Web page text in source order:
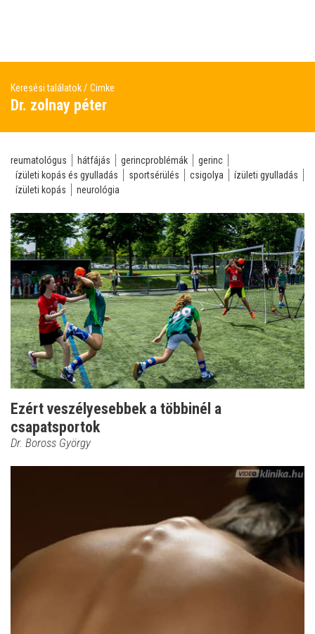
Keresési találatok Cimke
Dr. zolnay péter
reumatológus hátfájás gerincproblémák
gerinc
ízületi kopás és gyulladás
sportsérülés csigolya
ízületi gyulladás
ízületi kopás
neurológia
Ezért veszélyesebbek a többinél a
csapatsportok
Dr. Boross György